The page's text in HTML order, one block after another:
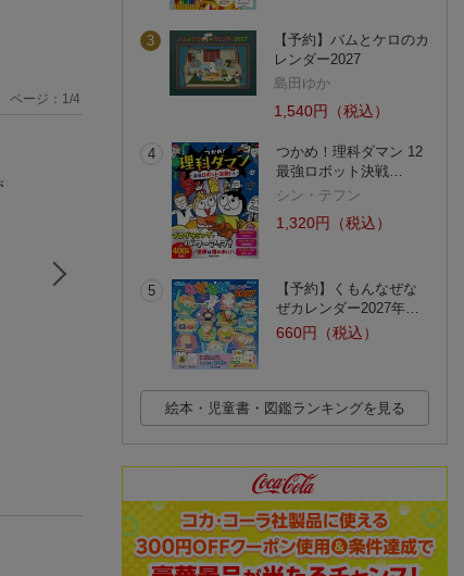
ディック・ブルーナ
せなけいこ 絵本コ
レクション（特選13
巻）
(29件)
ページ： 1 /4
3
【予約】バムとケロのカ
レンダー2027
島田ゆか
1,540円（税込）
4
つかめ！理科ダマン 12
最強ロボット決戦…
シン・テフン
1,320円（税込）
5
【予約】くもんなぜな
ぜカレンダー2027年…
660円（税込）
絵本・児童書・図鑑ランキングを見る